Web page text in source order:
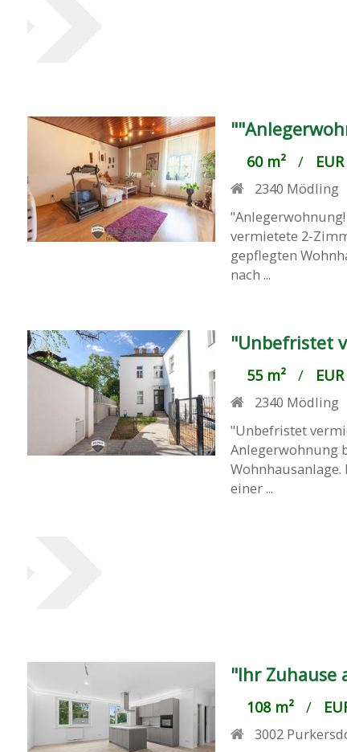
60 m²/
2340 Mödling
vermietete 2-
gepflegten
nach ...
"Unbefristet
55 m²/
2340 Mödling
"Unbefristet
Anlegerwohnung
einer ...
"Ihr Zuhause
108 m²/
3002